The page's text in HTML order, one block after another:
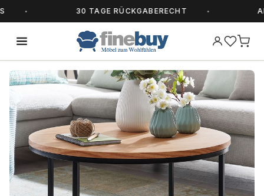
30 TAGE RÜCKGABERECHT